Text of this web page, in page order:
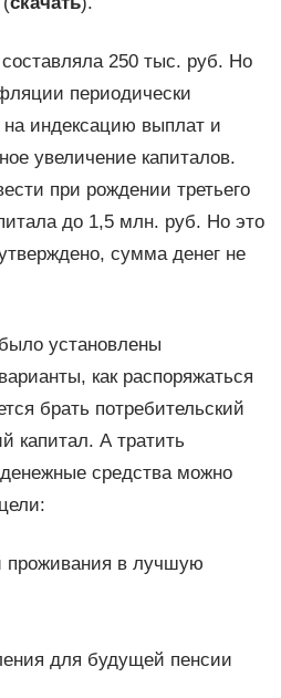
250 тыс. руб. Но
периодически
индексацию выплат и
увеличение капиталов.
при рождении третьего
до 1,5 млн. руб. Но это
сумма денег не
установлены
как распоряжаться
брать потребительский
капитал. А тратить
средства можно
проживания в лучшую
для будущей пенсии